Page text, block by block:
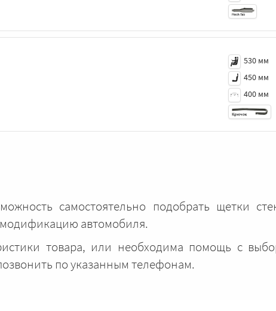
530 мм
450 мм
400 мм
самостоятельно подобрать щетки
автомобиля.
товара, или необходима помощь с
по указанным телефонам.